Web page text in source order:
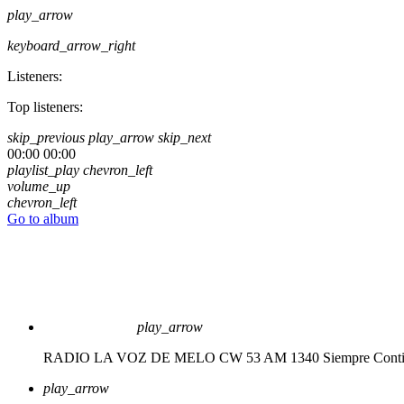
play_arrow
keyboard_arrow_right
Listeners:
Top listeners:
skip_previous play_arrow skip_next
00:00 00:00
playlist_play chevron_left
volume_up
chevron_left
Go to album
play_arrow
RADIO LA VOZ DE MELO CW 53 AM 1340 Siempre
play_arrow